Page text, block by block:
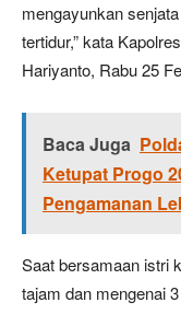
mengayunkan
tertidur,” kata
Hariyanto, Rabu 25
Baca Juga
Ketupat Progo
Pengamanan
Saat bersamaan istri
tajam dan mengenai